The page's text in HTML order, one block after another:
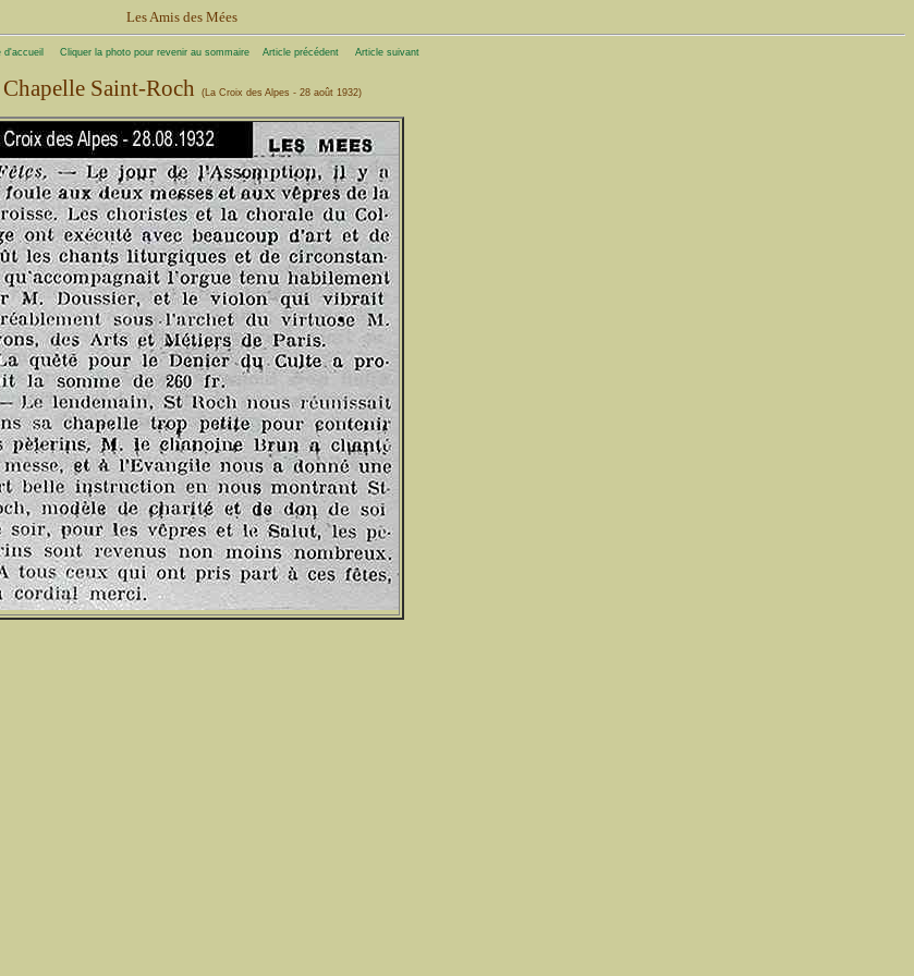
Les Amis des Mées
d'accueil Cliquer la photo pour revenir au sommaire Article précédent Article suivant
Chapelle Saint-Roch (La Croix des Alpes - 28 août 1932)